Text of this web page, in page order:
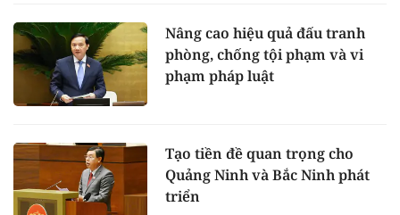
Nâng cao hiệu quả đấu tranh
phòng, chống tội phạm và vi
phạm pháp luật
Tạo tiền đề quan trọng cho
Quảng Ninh và Bắc Ninh phát
triển